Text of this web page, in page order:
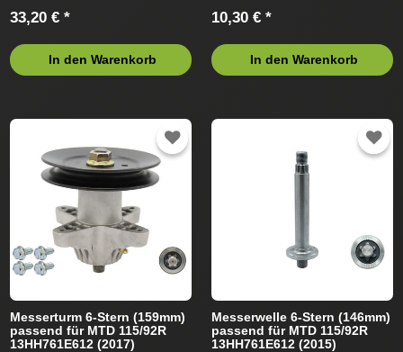
33,20 € *
In den Warenkorb
10,30 € *
In den Warenkorb
Messerturm 6-Stern (159mm)
passend für MTD 115/92R
13HH761E612 (2017)
Messerwelle 6-Stern (146mm)
passend für MTD 115/92R
13HH761E612 (2015)